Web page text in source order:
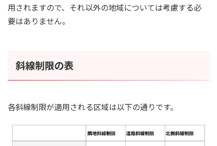
用されますので、それ以外の地域については考慮する必
要はありません。
斜線制限の表
各斜線制限が適用される区域は以下の通りです。